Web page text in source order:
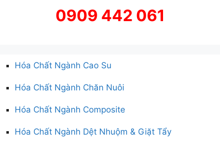
0909 442 061
Hóa Chất Ngành Cao Su
Hóa Chất Ngành Chăn Nuôi
Hóa Chất Ngành Composite
Hóa Chất Ngành Dệt Nhuộm & Giặt Tẩy